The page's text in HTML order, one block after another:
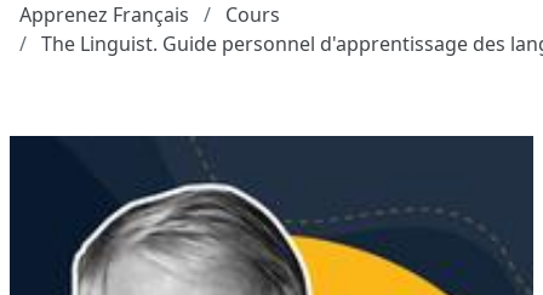
Apprenez Français
Cours
The Linguist. Guide personnel d'apprentissage des